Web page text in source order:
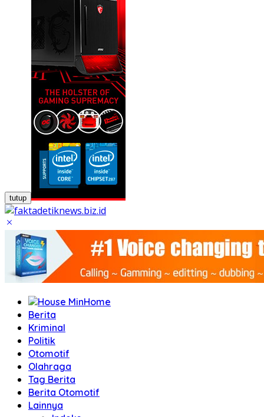
tutup
Home
Berita
Kriminal
Politik
Otomotif
Olahraga
Tag Berita
Berita Otomotif
Lainnya